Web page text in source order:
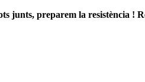
junts, preparem la resistència !